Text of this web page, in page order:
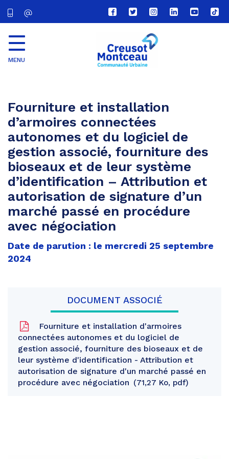
Lien
vers
compte
Facebook
Lien
vers
compte
Twitter
Lien
vers
le
compte
Lien
vers
Lien
vers
Lien
vers
MENU
Fourniture et installation
d’armoires connectées
autonomes et du logiciel de
gestion associé, fourniture des
bioseaux et de leur système
d’identification – Attribution et
autorisation de signature d’un
marché passé en procédure
avec négociation
Date de parution : le mercredi 25 septembre
2024
DOCUMENT ASSOCIÉ
Fourniture et installation d'armoires
connectées autonomes et du logiciel de
gestion associé, fourniture des bioseaux et de
leur système d'identification - Attribution et
autorisation de signature d'un marché passé en
procédure avec négociation
71,27 Ko, pdf